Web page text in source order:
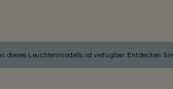
dieses Leuchtenmodells ist verfügbar: Entdecken